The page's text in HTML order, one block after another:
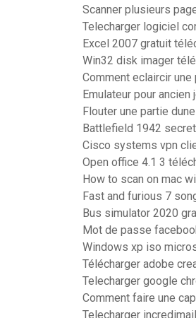
Scanner plusieurs
Telecharger logiciel
Excel 2007 gratuit
Win32 disk imager
Comment eclaircir
Emulateur pour ancien
Flouter une partie
Battlefield 1942
Cisco systems vpn
Open office 4.1 3
How to scan on mac
Fast and furious 7
Bus simulator 2020
Mot de passe
Windows xp iso
Télécharger adobe
Telecharger google
Comment faire une
Telecharger